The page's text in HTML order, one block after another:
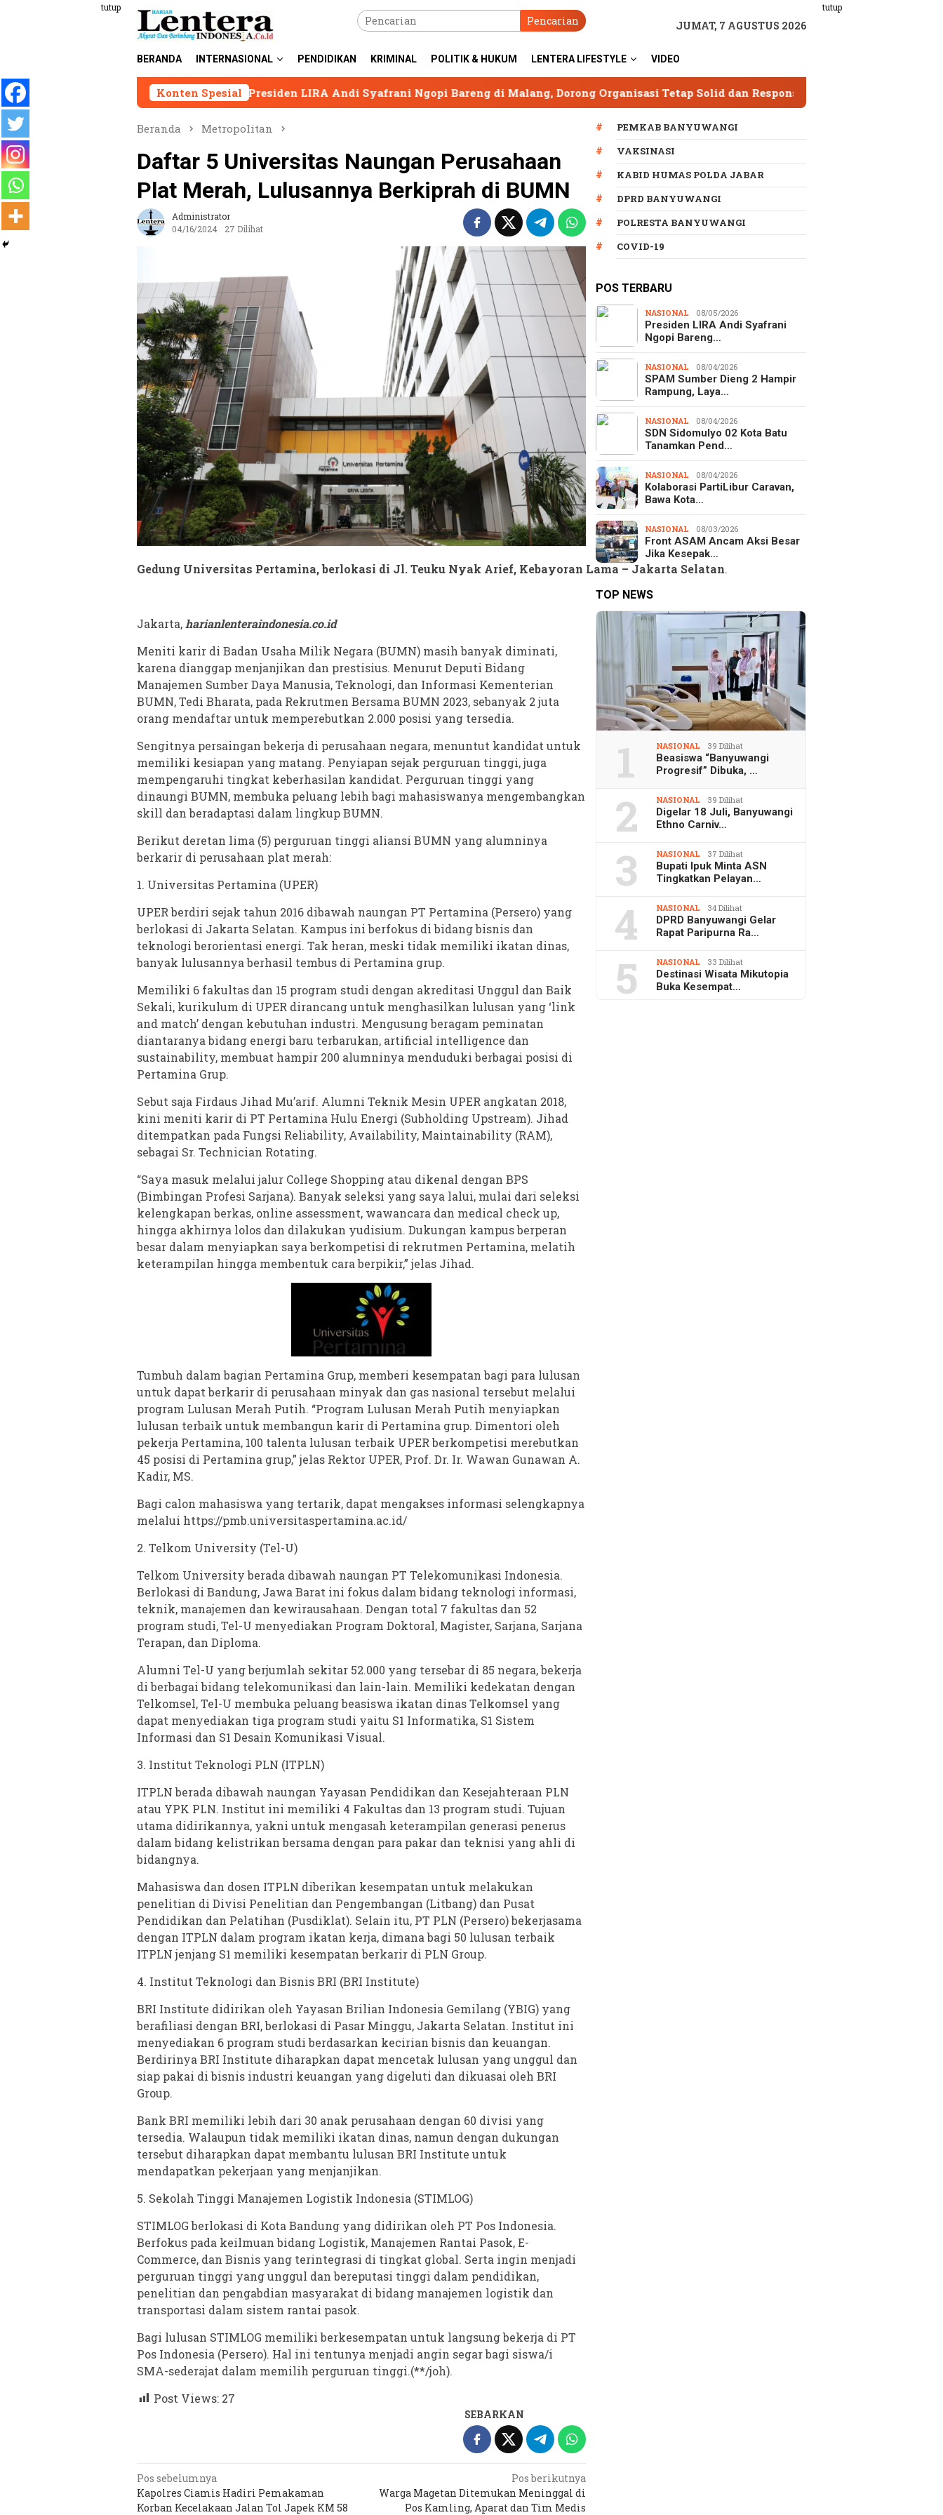
tutup tutup
Pencarian JUMAT, 7 AGUSTUS 2026
BERANDA INTERNASIONAL PENDIDIKAN KRIMINAL POLITIK & HUKUM LENTERA LIFESTYLE VIDEO
Konten Spesial
Presiden LIRA Andi Syafrani Ngopi Bareng di Malang, Dorong Organisasi Tetap Solid dan Responsif SPAM Sumber Dieng 2 Hampir
Beranda Metropolitan
Daftar 5 Universitas Naungan Perusahaan
Plat Merah, Lulusannya Berkiprah di BUMN
Administrator
04/16/2024
27 Dilihat
Gedung Universitas Pertamina, berlokasi di Jl. Teuku Nyak Arief, Kebayoran Lama – Jakarta Selatan.
Jakarta,harianlenteraindonesia.co.id
Meniti karir di Badan Usaha Milik Negara (BUMN) masih banyak diminati,
karena dianggap menjanjikan dan prestisius. Menurut Deputi Bidang
Manajemen Sumber Daya Manusia, Teknologi, dan Informasi Kementerian
BUMN, Tedi Bharata, pada Rekrutmen Bersama BUMN 2023, sebanyak 2 juta
orang mendaftar untuk memperebutkan 2.000 posisi yang tersedia.
Sengitnya persaingan bekerja di perusahaan negara, menuntut kandidat untuk
memiliki kesiapan yang matang. Penyiapan sejak perguruan tinggi, juga
mempengaruhi tingkat keberhasilan kandidat. Perguruan tinggi yang
dinaungi BUMN, membuka peluang lebih bagi mahasiswanya mengembangkan
skill dan beradaptasi dalam lingkup BUMN.
Berikut deretan lima (5) perguruan tinggi aliansi BUMN yang alumninya
berkarir di perusahaan plat merah:
1. Universitas Pertamina (UPER)
UPER berdiri sejak tahun 2016 dibawah naungan PT Pertamina (Persero) yang
berlokasi di Jakarta Selatan. Kampus ini berfokus di bidang bisnis dan
teknologi berorientasi energi. Tak heran, meski tidak memiliki ikatan dinas,
banyak lulusannya berhasil tembus di Pertamina grup.
Memiliki 6 fakultas dan 15 program studi dengan akreditasi Unggul dan Baik
Sekali, kurikulum di UPER dirancang untuk menghasilkan lulusan yang ‘link
and match’ dengan kebutuhan industri. Mengusung beragam peminatan
diantaranya bidang energi baru terbarukan, artificial intelligence dan
sustainability, membuat hampir 200 alumninya menduduki berbagai posisi di
Pertamina Grup.
Sebut saja Firdaus Jihad Mu’arif. Alumni Teknik Mesin UPER angkatan 2018,
kini meniti karir di PT Pertamina Hulu Energi (Subholding Upstream). Jihad
ditempatkan pada Fungsi Reliability, Availability, Maintainability (RAM),
sebagai Sr. Technician Rotating.
“Saya masuk melalui jalur College Shopping atau dikenal dengan BPS
(Bimbingan Profesi Sarjana). Banyak seleksi yang saya lalui, mulai dari seleksi
kelengkapan berkas, online assessment, wawancara dan medical check up,
hingga akhirnya lolos dan dilakukan yudisium. Dukungan kampus berperan
besar dalam menyiapkan saya berkompetisi di rekrutmen Pertamina, melatih
keterampilan hingga membentuk cara berpikir,” jelas Jihad.
Tumbuh dalam bagian Pertamina Grup, memberi kesempatan bagi para lulusan
untuk dapat berkarir di perusahaan minyak dan gas nasional tersebut melalui
program Lulusan Merah Putih. “Program Lulusan Merah Putih menyiapkan
lulusan terbaik untuk membangun karir di Pertamina grup. Dimentori oleh
pekerja Pertamina, 100 talenta lulusan terbaik UPER berkompetisi merebutkan
45 posisi di Pertamina grup,” jelas Rektor UPER, Prof. Dr. Ir. Wawan Gunawan A.
Kadir, MS.
Bagi calon mahasiswa yang tertarik, dapat mengakses informasi selengkapnya
melalui https://pmb.universitaspertamina.ac.id/
2. Telkom University (Tel-U)
Telkom University berada dibawah naungan PT Telekomunikasi Indonesia.
Berlokasi di Bandung, Jawa Barat ini fokus dalam bidang teknologi informasi,
teknik, manajemen dan kewirausahaan. Dengan total 7 fakultas dan 52
program studi, Tel-U menyediakan Program Doktoral, Magister, Sarjana, Sarjana
Terapan, dan Diploma.
Alumni Tel-U yang berjumlah sekitar 52.000 yang tersebar di 85 negara, bekerja
di berbagai bidang telekomunikasi dan lain-lain. Memiliki kedekatan dengan
Telkomsel, Tel-U membuka peluang beasiswa ikatan dinas Telkomsel yang
dapat menyediakan tiga program studi yaitu S1 Informatika, S1 Sistem
Informasi dan S1 Desain Komunikasi Visual.
3. Institut Teknologi PLN (ITPLN)
ITPLN berada dibawah naungan Yayasan Pendidikan dan Kesejahteraan PLN
atau YPK PLN. Institut ini memiliki 4 Fakultas dan 13 program studi. Tujuan
utama didirikannya, yakni untuk mengasah keterampilan generasi penerus
dalam bidang kelistrikan bersama dengan para pakar dan teknisi yang ahli di
bidangnya.
Mahasiswa dan dosen ITPLN diberikan kesempatan untuk melakukan
penelitian di Divisi Penelitian dan Pengembangan (Litbang) dan Pusat
Pendidikan dan Pelatihan (Pusdiklat). Selain itu, PT PLN (Persero) bekerjasama
dengan ITPLN dalam program ikatan kerja, dimana bagi 50 lulusan terbaik
ITPLN jenjang S1 memiliki kesempatan berkarir di PLN Group.
4. Institut Teknologi dan Bisnis BRI (BRI Institute)
BRI Institute didirikan oleh Yayasan Brilian Indonesia Gemilang (YBIG) yang
berafiliasi dengan BRI, berlokasi di Pasar Minggu, Jakarta Selatan. Institut ini
menyediakan 6 program studi berdasarkan kecirian bisnis dan keuangan.
Berdirinya BRI Institute diharapkan dapat mencetak lulusan yang unggul dan
siap pakai di bisnis industri keuangan yang digeluti dan dikuasai oleh BRI
Group.
Bank BRI memiliki lebih dari 30 anak perusahaan dengan 60 divisi yang
tersedia. Walaupun tidak memiliki ikatan dinas, namun dengan dukungan
tersebut diharapkan dapat membantu lulusan BRI Institute untuk
mendapatkan pekerjaan yang menjanjikan.
5. Sekolah Tinggi Manajemen Logistik Indonesia (STIMLOG)
STIMLOG berlokasi di Kota Bandung yang didirikan oleh PT Pos Indonesia.
Berfokus pada keilmuan bidang Logistik, Manajemen Rantai Pasok, E-
Commerce, dan Bisnis yang terintegrasi di tingkat global. Serta ingin menjadi
perguruan tinggi yang unggul dan bereputasi tinggi dalam pendidikan,
penelitian dan pengabdian masyarakat di bidang manajemen logistik dan
transportasi dalam sistem rantai pasok.
Bagi lulusan STIMLOG memiliki berkesempatan untuk langsung bekerja di PT
Pos Indonesia (Persero). Hal ini tentunya menjadi angin segar bagi siswa/i
SMA-sederajat dalam memilih perguruan tinggi.(**/joh).
Post Views: 27
SEBARKAN
Navigasi
pos
Pos sebelumnya
Kapolres Ciamis Hadiri Pemakaman
Korban Kecelakaan Jalan Tol Japek KM 58
Pos berikutnya
Warga Magetan Ditemukan Meninggal di
Pos Kamling, Aparat dan Tim Medis
PEMKAB BANYUWANGI
VAKSINASI
KABID HUMAS POLDA JABAR
DPRD BANYUWANGI
POLRESTA BANYUWANGI
COVID-19
POS TERBARU
NASIONAL 08/05/2026
Presiden LIRA Andi Syafrani
Ngopi Bareng…
NASIONAL 08/04/2026
SPAM Sumber Dieng 2 Hampir
Rampung, Laya…
NASIONAL 08/04/2026
SDN Sidomulyo 02 Kota Batu
Tanamkan Pend…
NASIONAL 08/04/2026
Kolaborasi PartiLibur Caravan,
Bawa Kota…
NASIONAL 08/03/2026
Front ASAM Ancam Aksi Besar
Jika Kesepak…
TOP NEWS
1 NASIONAL 39 Dilihat
Beasiswa “Banyuwangi
Progresif” Dibuka, …
2 NASIONAL 39 Dilihat
Digelar 18 Juli, Banyuwangi
Ethno Carniv…
3 NASIONAL 37 Dilihat
Bupati Ipuk Minta ASN
Tingkatkan Pelayan…
4 NASIONAL 34 Dilihat
DPRD Banyuwangi Gelar
Rapat Paripurna Ra…
5 NASIONAL 33 Dilihat
Destinasi Wisata Mikutopia
Buka Kesempat…